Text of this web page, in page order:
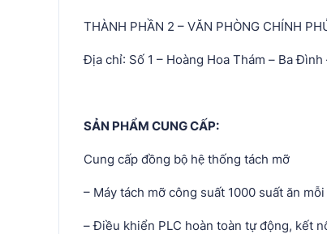
THÀNH PHẦN 2 – VĂN PHÒNG CHÍNH
Địa chỉ: Số 1 – Hoàng Hoa Thám – Ba Đình
SẢN PHẨM CUNG CẤP:
Cung cấp đồng bộ hệ thống tách mỡ
– Máy tách mỡ công suất 1000 suất ăn
– Điều khiển PLC hoàn toàn tự động, kết